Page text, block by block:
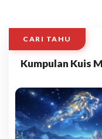
CARI TAHU
Kumpulan Kuis